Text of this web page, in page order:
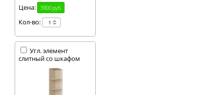
Цена: 3900 руб.
Кол-во:
Угл. элемент
слитный со шкафом